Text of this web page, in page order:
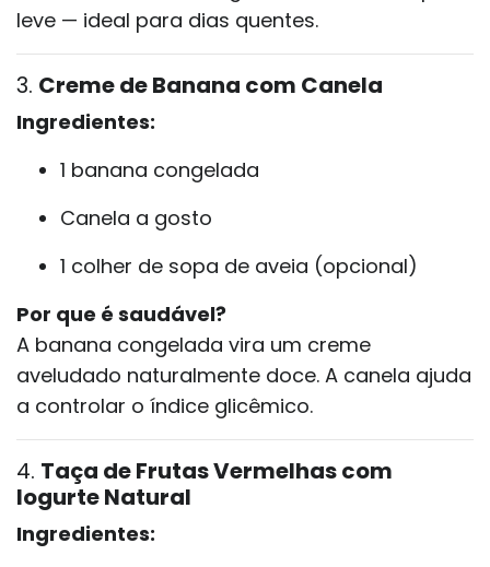
leve — ideal para dias quentes.
3. Creme de Banana com Canela
Ingredientes:
1 banana congelada
Canela a gosto
1 colher de sopa de aveia (opcional)
Por que é saudável?
A banana congelada vira um creme
aveludado naturalmente doce. A canela ajuda
a controlar o índice glicêmico.
4. Taça de Frutas Vermelhas com
Iogurte Natural
Ingredientes: